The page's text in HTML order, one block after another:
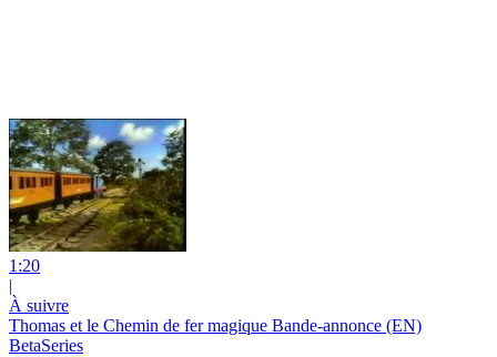
1:20
|
À suivre
Thomas et le Chemin de fer magique Bande-annonce (EN)
BetaSeries